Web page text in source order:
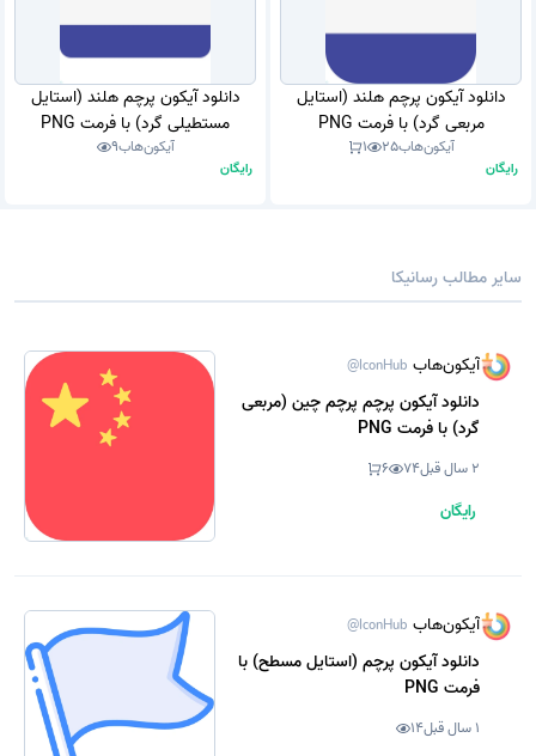
دانلود آیکون پرچم هلند (استایل
مربعی گرد) با فرمت PNG
آیکون‌هاب25
1
رایگان
دانلود آیکون پرچم هلند (استایل
مستطیلی گرد) با فرمت PNG
آیکون‌هاب9
رایگان
سایر مطالب رسانیکا
آیکون‌هاب @IconHub
دانلود آیکون پرچم پرچم چین (مربعی
گرد) با فرمت PNG
2 سال قبل 74
6
رایگان
آیکون‌هاب @IconHub
دانلود آیکون پرچم (استایل مسطح) با
فرمت PNG
1 سال قبل 14